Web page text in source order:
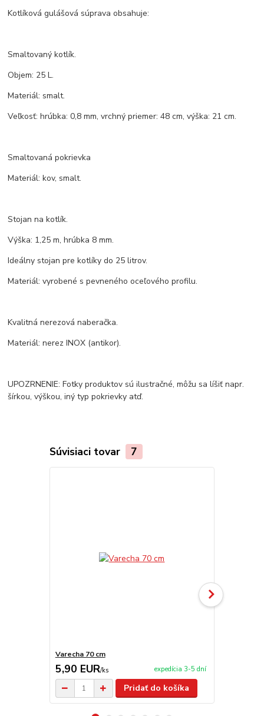
Kotlíková gulášová súprava obsahuje:
Smaltovaný kotlík.
Objem: 25 L.
Materiál: smalt.
Veľkosť: hrúbka: 0,8 mm, vrchný priemer: 48 cm, výška: 21 cm.
Smaltovaná pokrievka
Materiál: kov, smalt.
Stojan na kotlík.
Výška: 1,25 m, hrúbka 8 mm.
Ideálny stojan pre kotlíky do 25 litrov.
Materiál: vyrobené s pevneného oceľového profilu.
Kvalitná nerezová naberačka.
Materiál: nerez INOX (antikor).
UPOZRNENIE: Fotky produktov sú ilustračné, môžu sa líšiť napr.
šírkou, výškou, iný typ pokrievky atď.
Súvisiaci tovar 7
Varecha 70 cm
5,90 EUR/ks expedícia 3-5 dní
Pridať do košíka